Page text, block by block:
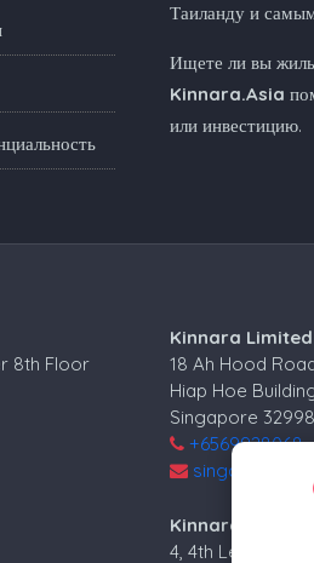
Таиланду и
Ищете ли вы
Kinnara.Asia
или инвестицию.
8th Floor
Kinnara
18 Ah Hood
Hiap Hoe
Singapore
+6569928068
Kinnara Limited
4, 4th Lesnoy per.